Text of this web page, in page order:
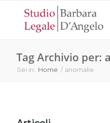
Tag Archivio per:
Sei in: Home / anomalie